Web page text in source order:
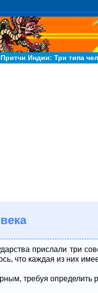
Притчи Индии: Три типа
прислали три
что каждая из них
требуя определить